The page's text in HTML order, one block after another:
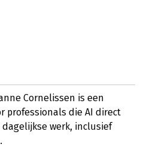
Cornelissen is een
professionals die AI direct
werk, inclusief